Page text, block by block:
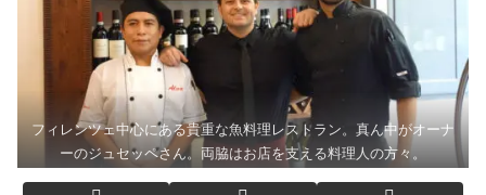
フィレンツェ中心にある貴重な魚料理レストラン。真ん中がオーナ
ーのジュセッペさん。両脇はお店を支える料理人の方々。